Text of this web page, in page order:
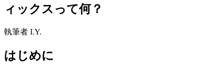
ィックスって何？
執筆者 I.Y.
はじめに